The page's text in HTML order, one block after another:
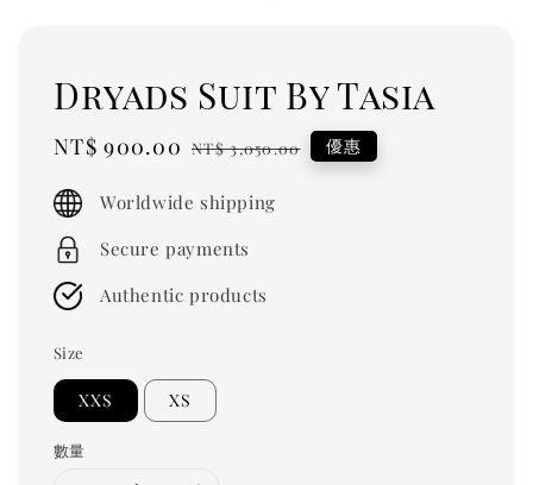
Dryads Suit By Tasia
Sale
NT$ 900.00 Regular
NT$ 3,050.00 優惠
Worldwide shipping
Secure payments
Authentic products
Size
XXS XS
數量